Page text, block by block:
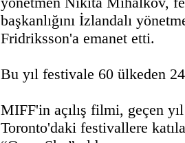
başkanlığını İzlandalı
Fridriksson'a emanet etti.
Bu yıl festivale 60 ülkeden
MIFF'in açılış filmi, geçen
Toronto'daki festivallere